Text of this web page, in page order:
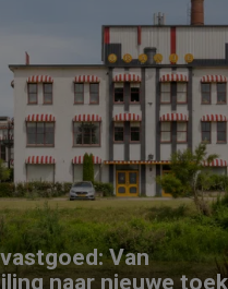
Van
naar nieuwe